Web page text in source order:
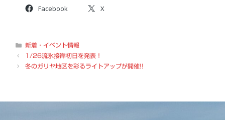
Facebook X
カ
テ
ゴ
新着・イベント情報
1/26流氷接岸初日を発表！
冬のガリヤ地区を彩るライトアップが開催!!